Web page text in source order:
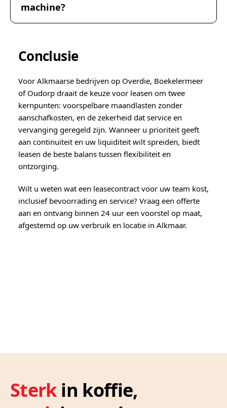
machine?
Conclusie
Voor Alkmaarse bedrijven op Overdie, Boekelermeer
of Oudorp draait de keuze voor leasen om twee
kernpunten: voorspelbare maandlasten zonder
aanschafkosten, en de zekerheid dat service en
vervanging geregeld zijn. Wanneer u prioriteit geeft
aan continuïteit en uw liquiditeit wilt spreiden, biedt
leasen de beste balans tussen flexibiliteit en
ontzorging.
Wilt u weten wat een leasecontract voor uw team kost,
inclusief bevoorrading en service? Vraag een offerte
aan en ontvang binnen 24 uur een voorstel op maat,
afgestemd op uw verbruik en locatie in Alkmaar.
Sterkin koffie,